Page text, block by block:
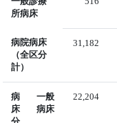
所病床
病院病床
（全区分
計）
31,182
病
床
一般
病床
22,204